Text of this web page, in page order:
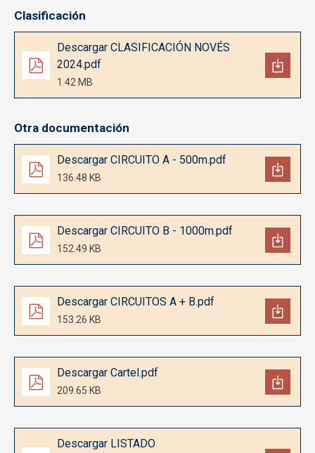
Clasificación
Documento
Descargar CLASIFICACIÓN NOVÉS
2024.pdf
1.42 MB
Otra documentación
Documento
Descargar CIRCUITO A - 500m.pdf
136.48 KB
Documento
Descargar CIRCUITO B - 1000m.pdf
152.49 KB
Documento
Descargar CIRCUITOS A + B.pdf
153.26 KB
Documento
Descargar Cartel.pdf
209.65 KB
Documento
Descargar LISTADO